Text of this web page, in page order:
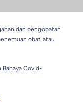
dan pengobatan
obat atau
Bahaya Covid-